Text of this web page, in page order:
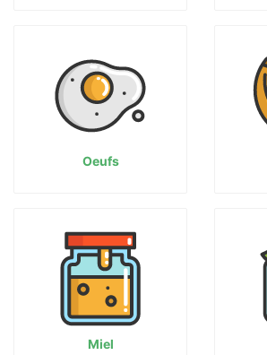
Oeufs
Miel